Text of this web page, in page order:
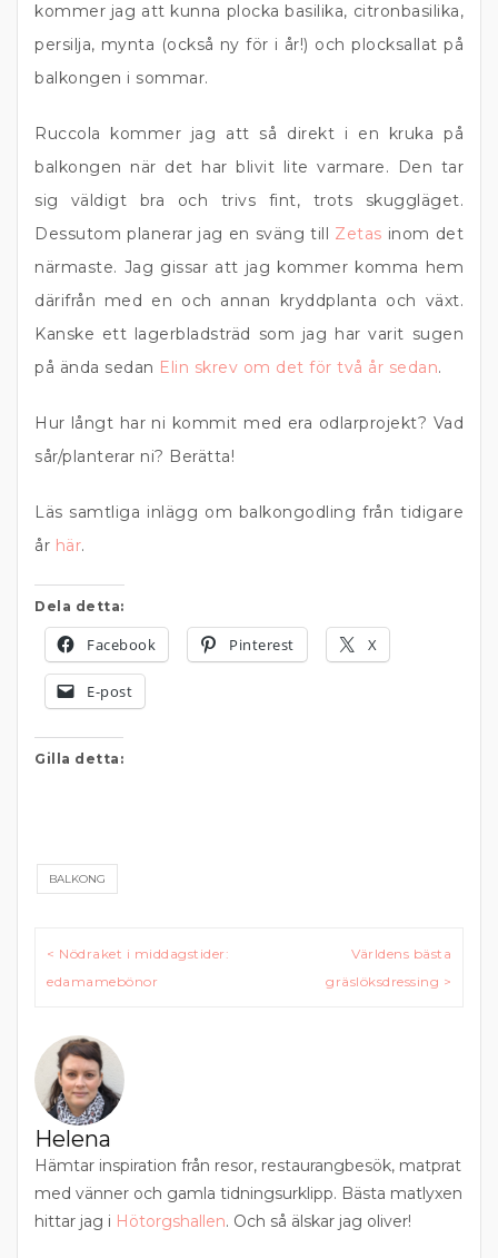
kommer jag att kunna plocka basilika, citronbasilika,
persilja, mynta (också ny för i år!) och plocksallat på
balkongen i sommar.
Ruccola kommer jag att så direkt i en kruka på
balkongen när det har blivit lite varmare. Den tar
sig väldigt bra och trivs fint, trots skuggläget.
Dessutom planerar jag en sväng till Zetas inom det
närmaste. Jag gissar att jag kommer komma hem
därifrån med en och annan kryddplanta och växt.
Kanske ett lagerbladsträd som jag har varit sugen
på ända sedan Elin skrev om det för två år sedan.
Hur långt har ni kommit med era odlarprojekt? Vad
sår/planterar ni? Berätta!
Läs samtliga inlägg om balkongodling från tidigare
år här.
Dela detta:
Facebook Pinterest X
E-post
Gilla detta:
BALKONG
Inläggsnavigering
< Nödraket i middagstider:
edamamebönor
Världens bästa
gräslöksdressing >
Helena
Hämtar inspiration från resor, restaurangbesök, matprat
med vänner och gamla tidningsurklipp. Bästa matlyxen
hittar jag i Hötorgshallen. Och så älskar jag oliver!